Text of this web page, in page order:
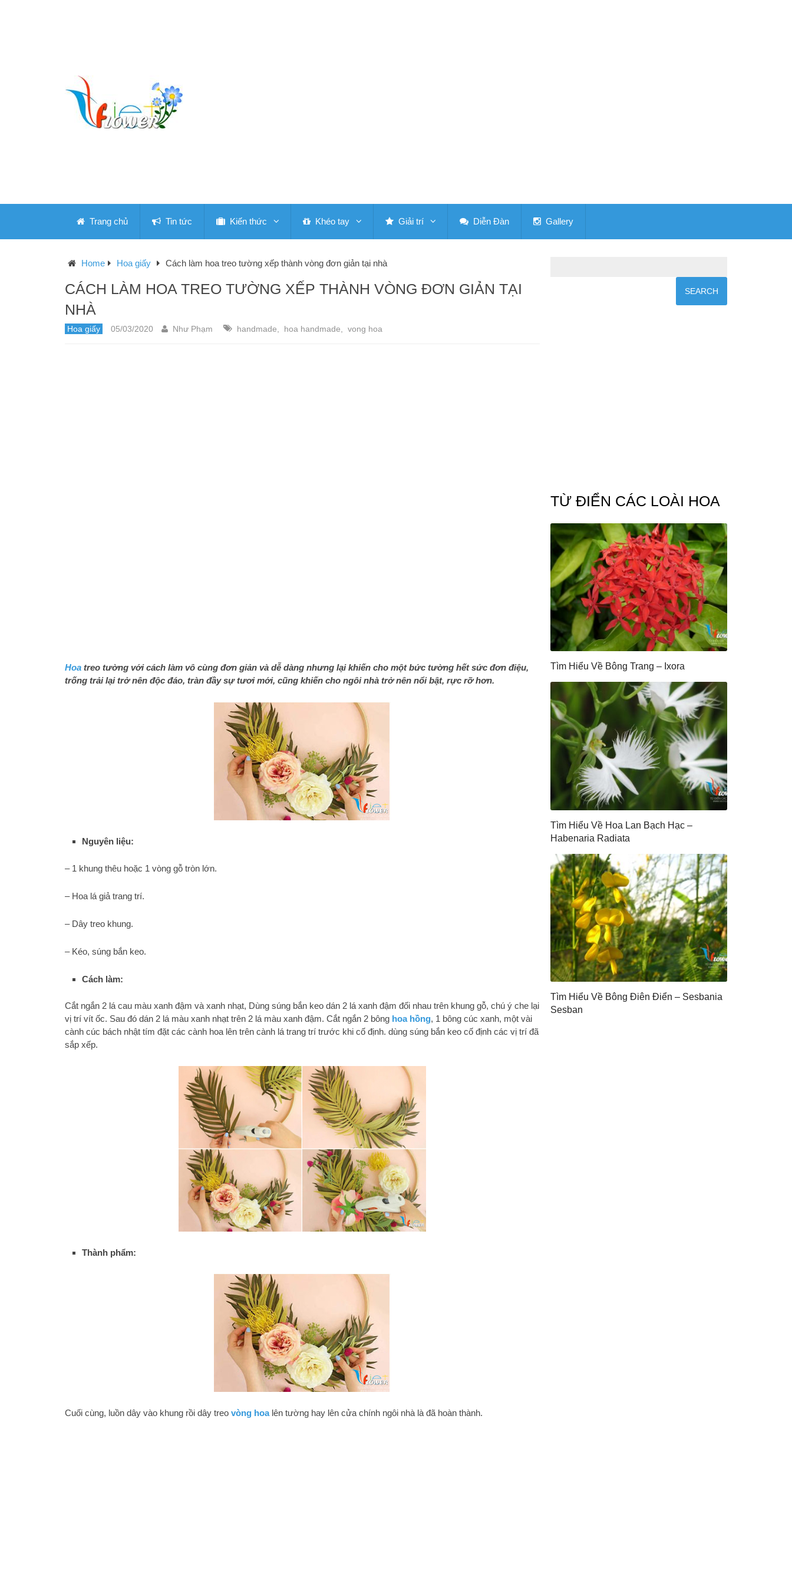
Trang chủ Tin tức Kiến thức Khéo tay Giải trí Diễn Đàn Gallery
Home Hoa giấy Cách làm hoa treo tường xếp thành vòng đơn giản tại nhà
CÁCH LÀM HOA TREO TƯỜNG XẾP THÀNH VÒNG ĐƠN GIẢN TẠI
NHÀ
Hoa giấy 05/03/2020 Như Phạm handmade hoa handmade vong hoa
Hoa treo tường với cách làm vô cùng đơn giản và dễ dàng nhưng lại khiến cho một bức tường hết sức đơn điệu,
trống trải lại trở nên độc đáo, tràn đầy sự tươi mới, cũng khiến cho ngôi nhà trở nên nổi bật, rực rỡ hơn.
Nguyên liệu:
– 1 khung thêu hoặc 1 vòng gỗ tròn lớn.
– Hoa lá giả trang trí.
– Dây treo khung.
– Kéo, súng bắn keo.
Cách làm:
Cắt ngắn 2 lá cau màu xanh đậm và xanh nhạt, Dùng súng bắn keo dán 2 lá xanh đậm đối nhau trên khung gỗ, chú ý che lại
vị trí vít ốc. Sau đó dán 2 lá màu xanh nhạt trên 2 lá màu xanh đậm. Cắt ngắn 2 bông hoa hồng, 1 bông cúc xanh, một vài
cành cúc bách nhật tím đặt các cành hoa lên trên cành lá trang trí trước khi cố định. dùng súng bắn keo cố định các vị trí đã
sắp xếp.
Thành phẩm:
Cuối cùng, luồn dây vào khung rồi dây treo vòng hoalên tường hay lên cửa chính ngôi nhà là đã hoàn thành.
TỪ ĐIỂN CÁC LOÀI HOA
Tìm Hiểu Về Bông Trang – Ixora
Tìm Hiểu Về Hoa Lan Bạch Hạc –
Habenaria Radiata
Tìm Hiểu Về Bông Điên Điển – Sesbania
Sesban